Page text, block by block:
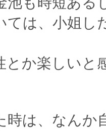
ては、小姐し
とか楽しいと
時は、なんか